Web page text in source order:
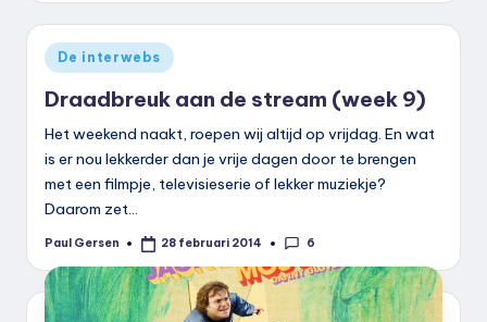
Geplaatst
in
De interwebs
Draadbreuk aan de stream (week 9)
Het weekend naakt, roepen wij altijd op vrijdag. En wat
is er nou lekkerder dan je vrije dagen door te brengen
met een filmpje, televisieserie of lekker muziekje?
Daarom zet…
Geplaatst
Paul Gersen 28 februari 2014 6